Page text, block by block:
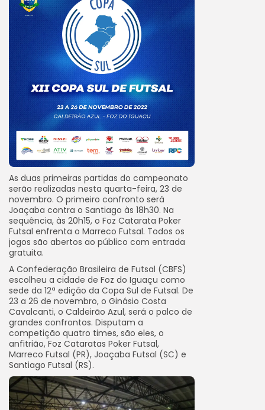
As duas primeiras partidas do campeonato
serão realizadas nesta quarta-feira, 23 de
novembro. O primeiro confronto será
Joaçaba contra o Santiago às 18h30. Na
sequência, às 20h15, o Foz Catarata Poker
Futsal enfrenta o Marreco Futsal. Todos os
jogos são abertos ao público com entrada
gratuita.
A Confederação Brasileira de Futsal (CBFS)
escolheu a cidade de Foz do Iguaçu como
sede da 12ª edição da Copa Sul de Futsal. De
23 a 26 de novembro, o Ginásio Costa
Cavalcanti, o Caldeirão Azul, será o palco de
grandes confrontos. Disputam a
competição quatro times, são eles, o
anfitrião, Foz Cataratas Poker Futsal,
Marreco Futsal (PR), Joaçaba Futsal (SC) e
Santiago Futsal (RS).